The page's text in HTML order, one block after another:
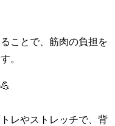
ことで、筋肉の負担を
。
💪
レやストレッチで、背